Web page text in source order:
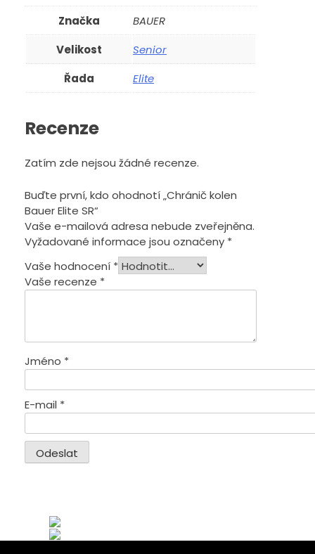
Značka
BAUER
Velikost
Senior
Řada
Elite
Recenze
Zatím zde nejsou žádné recenze.
Buďte první, kdo ohodnotí „Chránič kolen
Bauer Elite SR“
Vaše e-mailová adresa nebude zveřejněna.
Vyžadované informace jsou označeny *
Vaše hodnocení *
Vaše recenze *
Jméno *
E-mail *